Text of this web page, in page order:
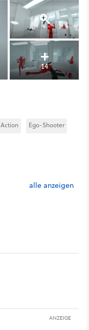
14
Action Ego-Shooter
alle anzeigen
ANZEIGE